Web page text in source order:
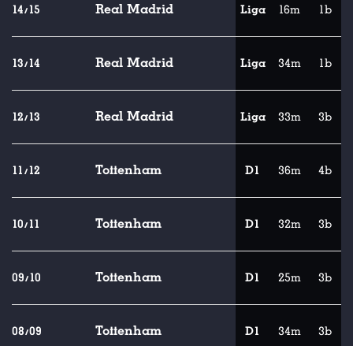
14/15 Real Madrid Liga 16m 1b
13/14 Real Madrid Liga 34m 1b
12/13 Real Madrid Liga 33m 3b
11/12 Tottenham D1 36m 4b
10/11 Tottenham D1 32m 3b
09/10 Tottenham D1 25m 3b
08/09 Tottenham D1 34m 3b